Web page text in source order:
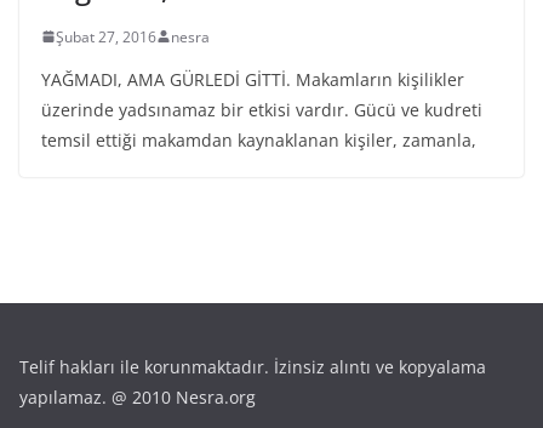
Şubat 27, 2016 nesra
YAĞMADI, AMA GÜRLEDİ GİTTİ. Makamların kişilikler
üzerinde yadsınamaz bir etkisi vardır. Gücü ve kudreti
temsil ettiği makamdan kaynaklanan kişiler, zamanla,
Telif hakları ile korunmaktadır. İzinsiz alıntı ve kopyalama
yapılamaz. @ 2010 Nesra.org